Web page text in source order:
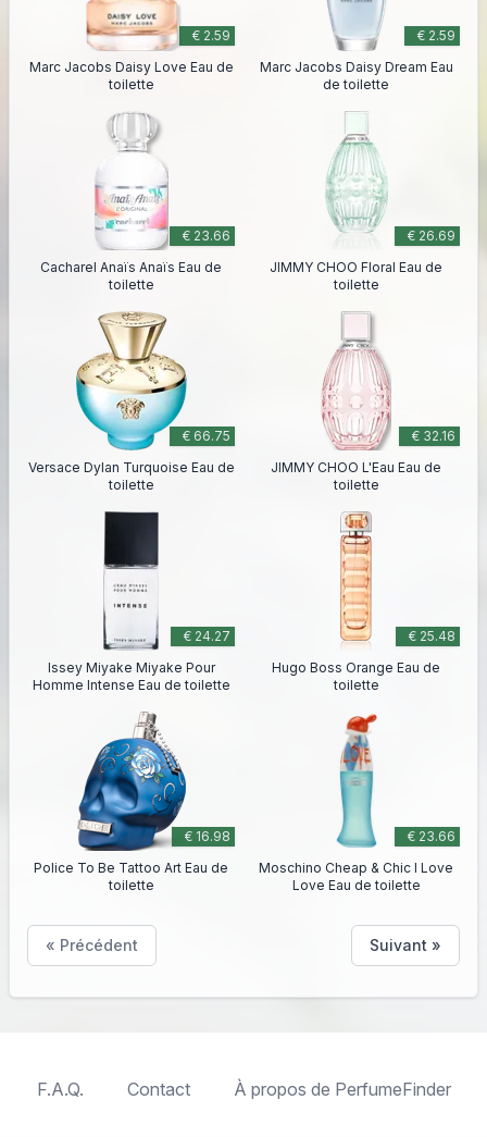
€ 2.59
Marc Jacobs Daisy Love Eau de
toilette
€ 2.59
Marc Jacobs Daisy Dream Eau
de toilette
€ 23.66
Cacharel Anaïs Anaïs Eau de
toilette
€ 26.69
JIMMY CHOO Floral Eau de
toilette
€ 66.75
Versace Dylan Turquoise Eau de
toilette
€ 32.16
JIMMY CHOO L'Eau Eau de
toilette
€ 24.27
Issey Miyake Miyake Pour
Homme Intense Eau de toilette
€ 25.48
Hugo Boss Orange Eau de
toilette
€ 16.98
Police To Be Tattoo Art Eau de
toilette
€ 23.66
Moschino Cheap & Chic I Love
Love Eau de toilette
« Précédent Suivant »
F.A.Q. Contact À propos de PerfumeFinder